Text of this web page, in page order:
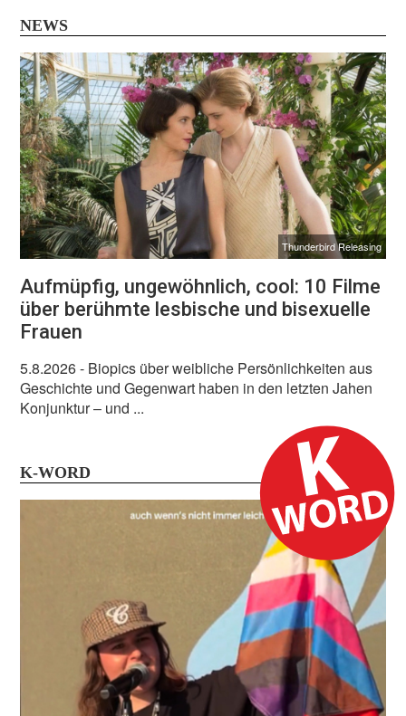
NEWS
Thunderbird Releasing
Aufmüpfig, ungewöhnlich, cool: 10 Filme
über berühmte lesbische und bisexuelle
Frauen
5.8.2026- Biopics über weibliche Persönlichkeiten aus
Geschichte und Gegenwart haben in den letzten Jahen
Konjunktur – und ...
K-WORD